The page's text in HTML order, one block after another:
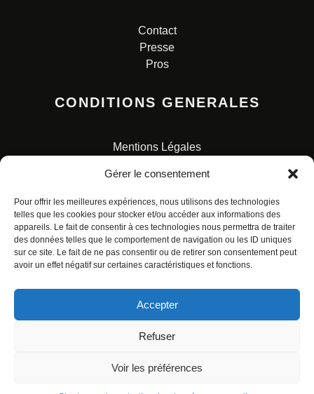
Gérer le consentement
Pour offrir les meilleures expériences, nous utilisons des technologies
telles que les cookies pour stocker et/ou accéder aux informations des
appareils. Le fait de consentir à ces technologies nous permettra de traiter
des données telles que le comportement de navigation ou les ID uniques
sur ce site. Le fait de ne pas consentir ou de retirer son consentement peut
avoir un effet négatif sur certaines caractéristiques et fonctions.
Accepter
Refuser
Voir les préférences
Contact
Presse
Pros
CONDITIONS GENERALES
Mentions Légales
Charte pour la protection des données personnelles
© ALL RIGHTS RESERVED. URBAN COMICS POUR LES